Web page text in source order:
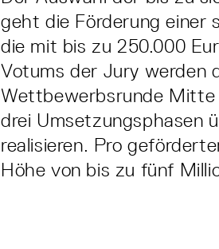
geht die Förderung einer
die mit bis zu 250.000
Votums der Jury werden
Wettbewerbsrunde Mitte
drei Umsetzungsphasen
realisieren. Pro
Höhe von bis zu fünf